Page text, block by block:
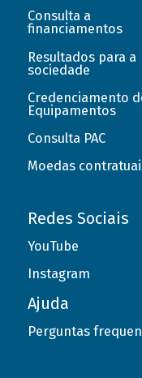
Consulta a
financiamentos
Resultados para a
sociedade
Credenciamento
Equipamentos
Consulta PAC
Moedas
Redes Sociais
YouTube
Instagram
Ajuda
Perguntas